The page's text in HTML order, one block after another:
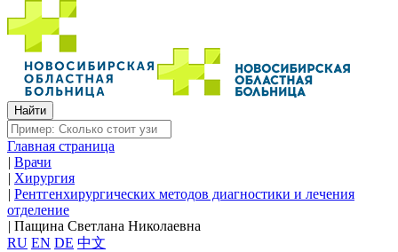
Главная страница
| Врачи
| Хирургия
| Рентгенхирургических методов диагностики и лечения
отделение
| Пащина Светлана Николаевна
RU EN DE 中文